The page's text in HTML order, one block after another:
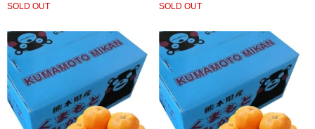
SOLD OUT
SOLD OUT